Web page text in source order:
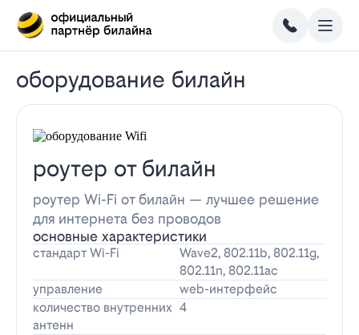
оборудование билайн
роутер от билайн
роутер Wi-Fi от билайн — лучшее решение
для интернета без проводов
основные характеристики
стандарт Wi-Fi
Wave2, 802.11b, 802.11g,
802.11n, 802.11ac
управление
web-интерфейс
количество внутренних
антенн
4